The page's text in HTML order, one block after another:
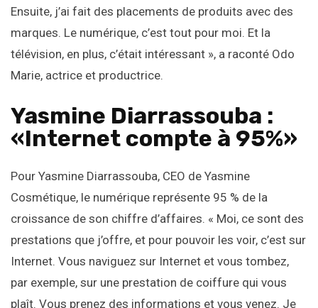
Ensuite, j’ai fait des placements de produits avec des
marques. Le numérique, c’est tout pour moi. Et la
télévision, en plus, c’était intéressant », a raconté Odo
Marie, actrice et productrice.
Yasmine Diarrassouba :
«Internet compte à 95%»
Pour Yasmine Diarrassouba, CEO de Yasmine
Cosmétique, le numérique représente 95 % de la
croissance de son chiffre d’affaires. « Moi, ce sont des
prestations que j’offre, et pour pouvoir les voir, c’est sur
Internet. Vous naviguez sur Internet et vous tombez,
par exemple, sur une prestation de coiffure qui vous
plaît. Vous prenez des informations et vous venez. Je